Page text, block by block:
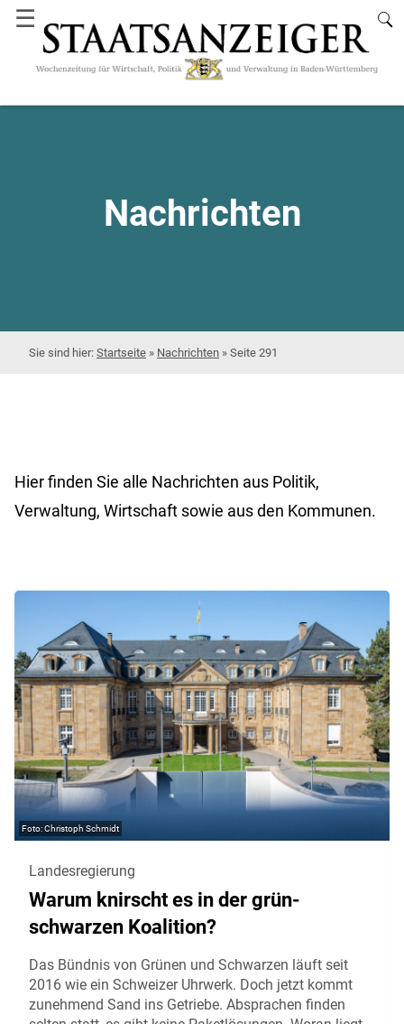
☰
Nachrichten
Startseite » Nachrichten » Seite 291
Hier finden Sie alle Nachrichten aus Politik,
Verwaltung, Wirtschaft sowie aus den Kommunen.
Christoph Schmidt
Landesregierung
Warum knirscht es in der grün-
schwarzen Koalition?
Das Bündnis von Grünen und Schwarzen läuft seit
2016 wie ein Schweizer Uhrwerk. Doch jetzt kommt
zunehmend Sand ins Getriebe. Absprachen finden